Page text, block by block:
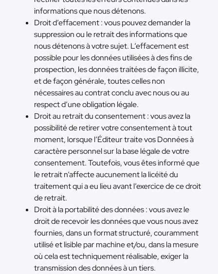
informations que nous détenons.
Droit d’effacement : vous pouvez demander la
suppression ou le retrait des informations que
nous détenons à votre sujet. L’effacement est
possible pour les données utilisées à des fins de
prospection, les données traitées de façon illicite,
et de façon générale, toutes celles non
nécessaires au contrat conclu avec nous ou au
respect d’une obligation légale.
Droit au retrait du consentement : vous avez la
possibilité de retirer votre consentement à tout
moment, lorsque l’Éditeur traite vos Données à
caractère personnel sur la base légale de votre
consentement. Toutefois, vous êtes informé que
le retrait n’affecte aucunement la licéité du
traitement qui a eu lieu avant l’exercice de ce droit
de retrait.
Droit à la portabilité des données : vous avez le
droit de recevoir les données que vous nous avez
fournies, dans un format structuré, couramment
utilisé et lisible par machine et/ou, dans la mesure
où cela est techniquement réalisable, exiger la
transmission des données à un tiers.